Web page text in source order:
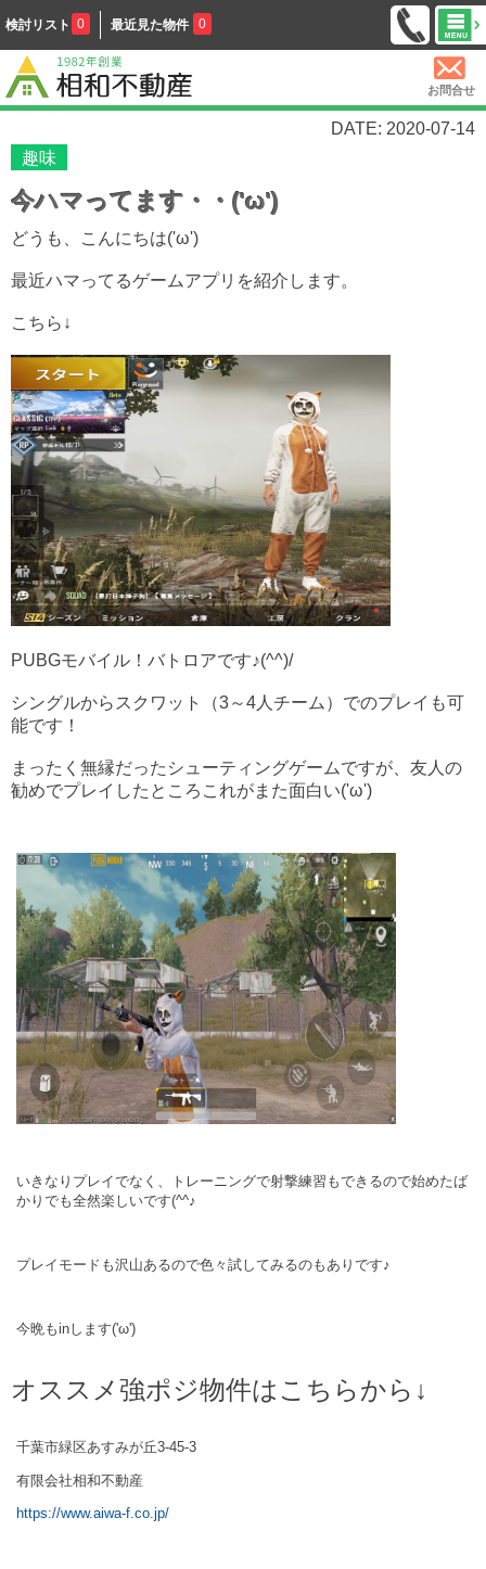
検討リスト 0 最近見た物件 0
お問合せ
DATE: 2020-07-14
趣味
今ハマってます・・('ω')
どうも、こんにちは('ω')
最近ハマってるゲームアプリを紹介します。
こちら↓
PUBGモバイル！バトロアです♪(^^)/
シングルからスクワット（3～4人チーム）でのプレイも可
能です！
まったく無縁だったシューティングゲームですが、友人の
勧めでプレイしたところこれがまた面白い('ω')
いきなりプレイでなく、トレーニングで射撃練習もできるので始めたば
かりでも全然楽しいです(^^♪
プレイモードも沢山あるので色々試してみるのもありです♪
今晩もinします('ω')
オススメ強ポジ物件はこちらから↓
千葉市緑区あすみが丘3-45-3
有限会社相和不動産
https://www.aiwa-f.co.jp/